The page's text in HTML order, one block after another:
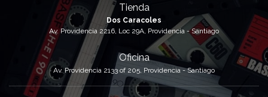
Tienda
Dos Caracoles
Av. Providencia 2216, Loc 29A, Providencia - Santiago
Oficina
Av. Providencia 2133 of 205, Providencia - Santiago